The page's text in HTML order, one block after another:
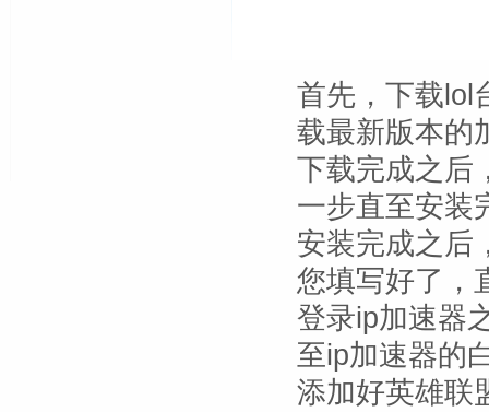
首先，下载lol
载最新版本的
下载完成之后
一步直至安装
安装完成之后
您填写好了，
登录ip加速器
至ip加速器的
添加好英雄联